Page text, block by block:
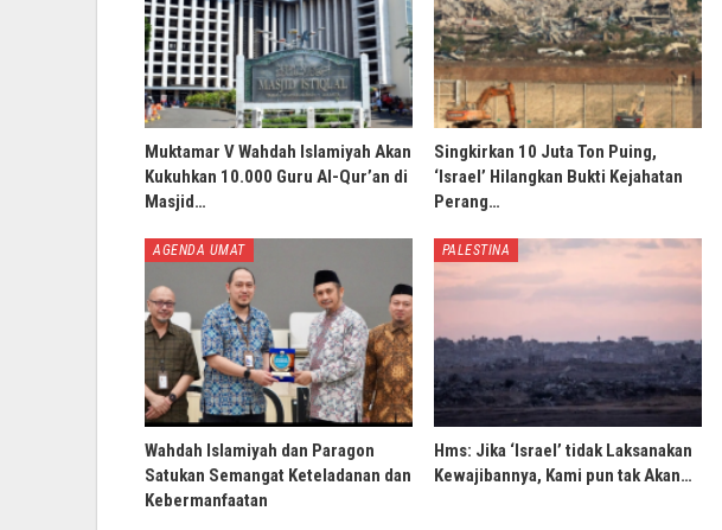
Muktamar V Wahdah Islamiyah Akan
Kukuhkan 10.000 Guru Al-Qur’an di
Masjid…
Singkirkan 10 Juta Ton Puing,
‘Israel’ Hilangkan Bukti Kejahatan
Perang…
AGENDA UMAT
Wahdah Islamiyah dan Paragon
Satukan Semangat Keteladanan dan
Kebermanfaatan
PALESTINA
Hms: Jika ‘Israel’ tidak Laksanakan
Kewajibannya, Kami pun tak Akan…